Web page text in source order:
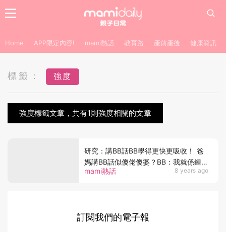
Home APP限定內容! mami熱話 教育路 產前產後 健康資訊
標籤： 強度
強度標籤文章，共有1則強度相關的文章
mami熱話 8 years ago
研究：講BB話BB學得更快更吸收！ 爸
媽講BB話似傻佬傻婆？BB：我就係鍾意
咁！
訂閱我們的電子報